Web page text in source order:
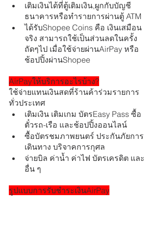
เติมเงินได้ที่ตู้เติมเงิน,ผูกกับบัญชี
ธนาคารหรือทำรายการผ่านตู้ ATM
ได้รับShopee Coins คือ เงินเสมือน
จริง สามารถใช้เป็นส่วนลดในครั้ง
ถัดๆไป เมื่อใช้จ่ายผ่านAirPay หรือ
ช้อปปิ้งผ่านShopee
AirPayให้บริการอะไรบ้าง?
ใช้จ่ายแทนเงินสดที่ร้านค้าร่วมรายการ
ทั่วประเทศ
เติมเงิน เติมเกม บัตรEasy Pass ซื้อ
ตั๋วรถ-เรือ และช้อปปิ้งออนไลน์
ซื้อบัตรชมภาพยนตร์ ประกันภัยการ
เดินทาง บริจาคการกุศล
จ่ายบิล ค่าน้ำ ค่าไฟ บัตรเครดิต และ
อื่น ๆ
รูปแบบการรับชำระเงินAirPay